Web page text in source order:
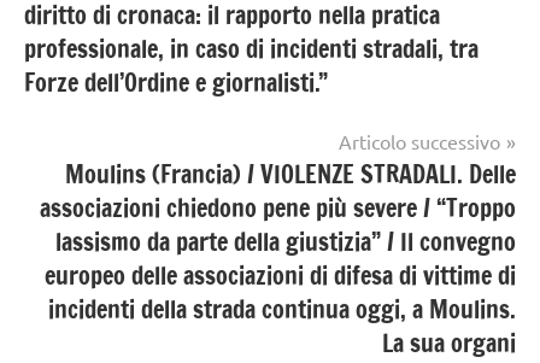
diritto di cronaca: il rapporto nella pratica
professionale, in caso di incidenti stradali, tra
Forze dell’Ordine e giornalisti.”
Articolo successivo
Moulins (Francia) / VIOLENZE STRADALI. Delle
associazioni chiedono pene più severe / “Troppo
lassismo da parte della giustizia” / Il convegno
europeo delle associazioni di difesa di vittime di
incidenti della strada continua oggi, a Moulins.
La sua organi